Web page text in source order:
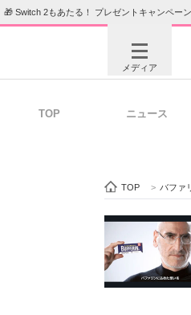
🎁 Switch 2もあたる！ プレゼントキャンペーン
メディア
ビジネスと
ITエンジニ
TOP ニュース
TOP > バファ